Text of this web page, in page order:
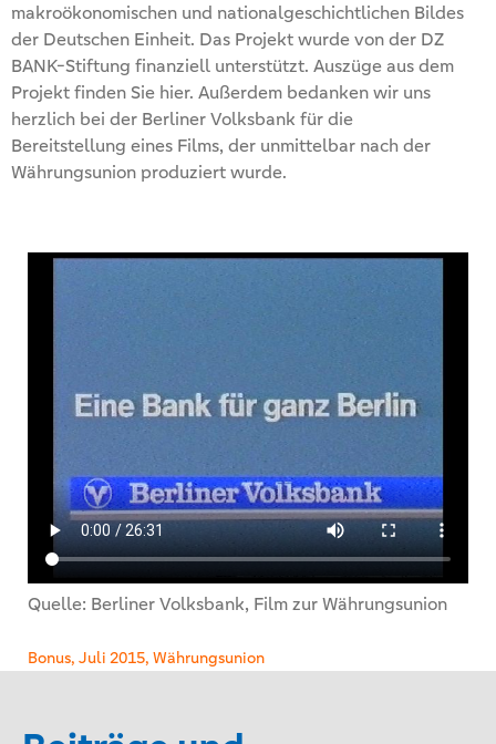
makroökonomischen und nationalgeschichtlichen Bildes
der Deutschen Einheit. Das Projekt wurde von der DZ
BANK-Stiftung finanziell unterstützt. Auszüge aus dem
Projekt finden Sie hier. Außerdem bedanken wir uns
herzlich bei der Berliner Volksbank für die
Bereitstellung eines Films, der unmittelbar nach der
Währungsunion produziert wurde.
Quelle: Berliner Volksbank, Film zur Währungsunion
Bonus, Juli 2015, Währungsunion